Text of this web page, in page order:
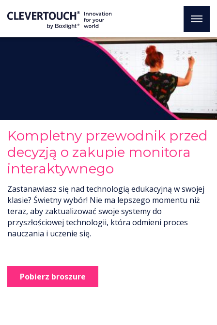
Kompletny przewodnik przed
decyzją o zakupie monitora
interaktywnego
Zastanawiasz się nad technologią edukacyjną w swojej
klasie? Świetny wybór! Nie ma lepszego momentu niż
teraz, aby zaktualizować swoje systemy do
przyszłościowej technologii, która odmieni proces
nauczania i uczenie się.
Pobierz broszure